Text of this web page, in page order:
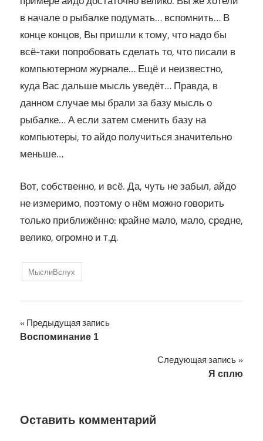
в начале о рыбалке подумать… вспомнить… В
конце концов, Вы пришли к тому, что надо бы
всё-таки попробовать сделать то, что писали в
компьютерном журнале… Ещё и неизвестно,
куда Вас дальше мысль уведёт… Правда, в
данном случае мы брали за базу мысль о
рыбалке… А если затем сменить базу на
компьютеры, то айдо получиться значительно
меньше…
Вот, собственно, и всё. Да, чуть не забыл, айдо
не измеримо, поэтому о нём можно говорить
только приближённо: крайне мало, мало, средне,
велико, огромно и т.д.
МыслиВслух
Навигация
Предыдущая запись
Воспоминание 1
Следующая запись
Я сплю
Оставить комментарий